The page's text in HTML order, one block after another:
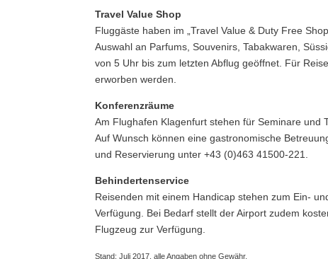
Travel Value Shop
Fluggäste haben im „Travel Value & Duty Free
Auswahl an Parfums, Souvenirs, Tabakwaren,
von 5 Uhr bis zum letzten Abflug geöffnet. Für
erworben werden.
Konferenzräume
Am Flughafen Klagenfurt stehen für Seminare und
Auf Wunsch können eine gastronomische
und Reservierung unter +43 (0)463 41500-221.
Behindertenservice
Reisenden mit einem Handicap stehen zum Ein-
Verfügung. Bei Bedarf stellt der Airport zudem
Flugzeug zur Verfügung.
Stand: Juli 2017, alle Angaben ohne Gewähr.